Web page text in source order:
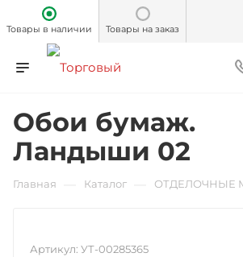
Товары в наличии Товары на заказ
Обои бумаж.
Ландыши 02
Главная Каталог ОТДЕЛОЧНЫЕ
Артикул: УТ-00285365